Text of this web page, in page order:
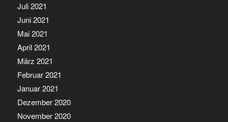
Juli 2021
Juni 2021
Mai 2021
April 2021
März 2021
Februar 2021
Januar 2021
Dezember 2020
November 2020